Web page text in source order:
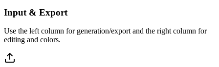
Input & Export
Use the left column for generation/export and the right column for
editing and colors.